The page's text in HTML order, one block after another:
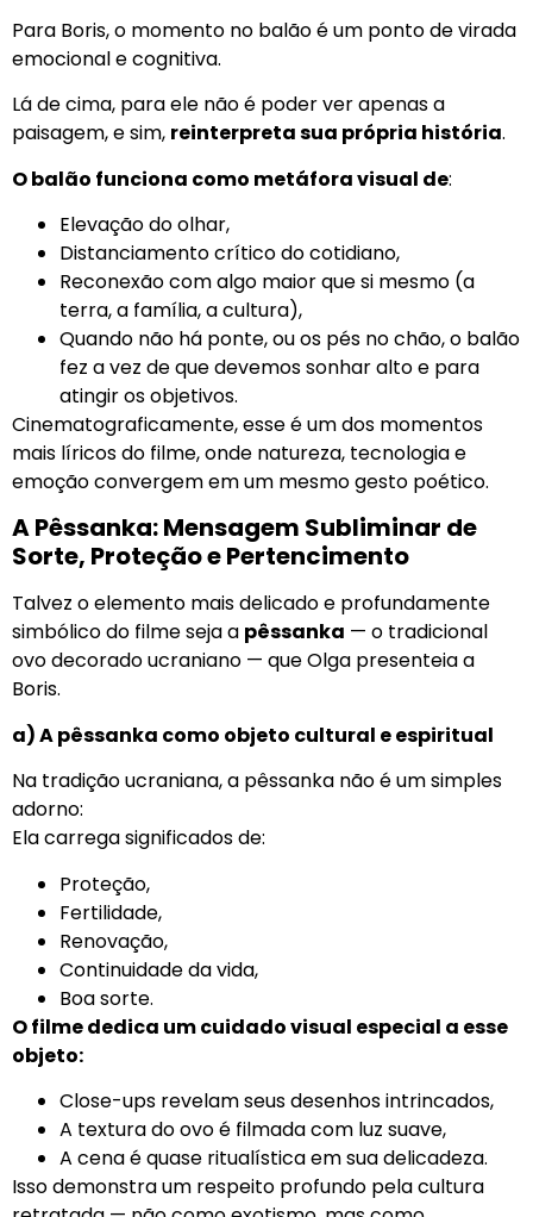
Para Boris, o momento no balão é um ponto de virada
emocional e cognitiva.
Lá de cima, para ele não é poder ver apenas a
paisagem, e sim, reinterpreta sua própria história.
O balão funciona como metáfora visual de:
Elevação do olhar,
Distanciamento crítico do cotidiano,
Reconexão com algo maior que si mesmo (a
terra, a família, a cultura),
Quando não há ponte, ou os pés no chão, o balão
fez a vez de que devemos sonhar alto e para
atingir os objetivos.
Cinematograficamente, esse é um dos momentos
mais líricos do filme, onde natureza, tecnologia e
emoção convergem em um mesmo gesto poético.
A Pêssanka: Mensagem Subliminar de
Sorte, Proteção e Pertencimento
Talvez o elemento mais delicado e profundamente
simbólico do filme seja a pêssanka — o tradicional
ovo decorado ucraniano — que Olga presenteia a
Boris.
a) A pêssanka como objeto cultural e espiritual
Na tradição ucraniana, a pêssanka não é um simples
adorno:
Ela carrega significados de:
Proteção,
Fertilidade,
Renovação,
Continuidade da vida,
Boa sorte.
O filme dedica um cuidado visual especial a esse
objeto:
Close-ups revelam seus desenhos intrincados,
A textura do ovo é filmada com luz suave,
A cena é quase ritualística em sua delicadeza.
Isso demonstra um respeito profundo pela cultura